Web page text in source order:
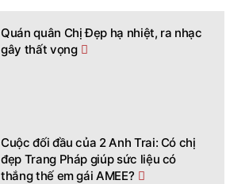
Quán quân Chị Đẹp hạ nhiệt, ra nhạc
gây thất vọng
Cuộc đối đầu của 2 Anh Trai: Có chị
đẹp Trang Pháp giúp sức liệu có
thắng thế em gái AMEE?